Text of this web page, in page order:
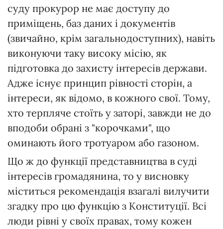
суду прокурор не має доступу до
приміщень, баз даних і документів
(звичайно, крім загальнодоступних), навіть
виконуючи таку високу місію, як
підготовка до захисту інтересів держави.
Адже існує принцип рівності сторін, а
інтереси, як відомо, в кожного свої. Тому,
хто терпляче стоїть у заторі, завжди не до
вподоби обрані з "корочками", що
оминають його тротуаром або газоном.
Що ж до функції представництва в суді
інтересів громадянина, то у висновку
міститься рекомендація взагалі вилучити
згадку про цю функцію з Конституції. Всі
люди рівні у своїх правах, тому кожен